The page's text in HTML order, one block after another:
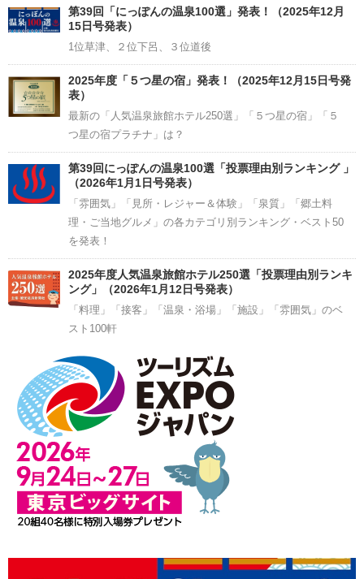
Channel
第39回「にっぽんの温泉100選」発表！（2025年12月
15日号発表）
1位草津、２位下呂、３位道後
2025年度「５つ星の宿」発表！（2025年12月15日号発
表）
最新の「人気温泉旅館ホテル250選」「５つ星の宿」「５
つ星の宿プラチナ」は？
第39回にっぽんの温泉100選「投票理由別ランキング 」
（2026年1月1日号発表）
「雰囲気」「見所・レジャー＆体験」「泉質」「郷土料
理・ご当地グルメ」の各カテゴリ別ランキング・ベスト50
を発表！
2025年度人気温泉旅館ホテル250選「投票理由別ランキ
ング」（2026年1月12日号発表）
「料理」「接客」「温泉・浴場」「施設」「雰囲気」のベ
スト100軒